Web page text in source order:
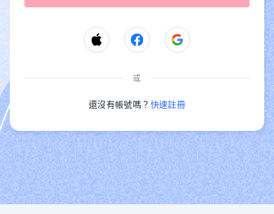
或
還沒有帳號嗎？ 快速註冊